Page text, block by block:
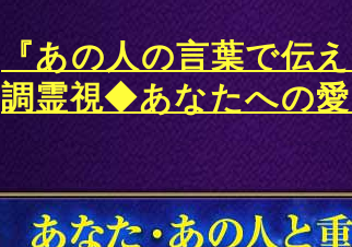
『あの人の言葉で伝
調霊視◆あなたへの